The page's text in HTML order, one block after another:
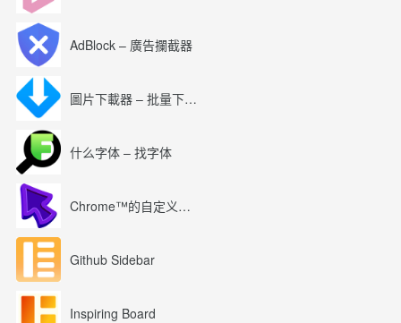
AdBlock – 廣告攔截器
圖片下載器 – 批量下載圖片
什么字体 – 找字体
Chrome™的自定义光标
Github Sidebar
Inspiring Board